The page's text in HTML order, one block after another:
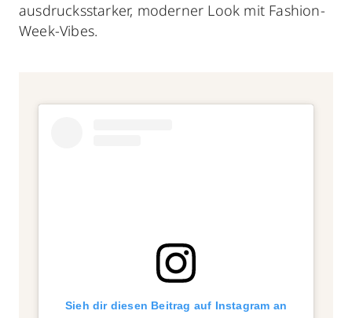
ausdrucksstarker, moderner Look mit Fashion-
Week-Vibes.
Sieh dir diesen Beitrag auf Instagram an